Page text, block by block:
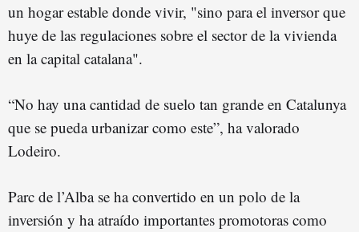
un hogar estable donde vivir, "sino para el inversor que
huye de las regulaciones sobre el sector de la vivienda
en la capital catalana".
“No hay una cantidad de suelo tan grande en Catalunya
que se pueda urbanizar como este”, ha valorado
Lodeiro.
Parc de l’Alba se ha convertido en un polo de la
inversión y ha atraído importantes promotoras como